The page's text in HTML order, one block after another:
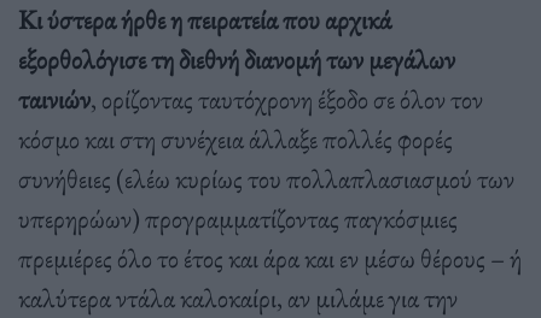
Κι ύστερα ήρθε η πειρατεία που αρχικά
εξορθολόγισε τη διεθνή διανομή των μεγάλων
ταινιών, ορίζοντας ταυτόχρονη έξοδο σε όλον τον
κόσμο και στη συνέχεια άλλαξε πολλές φορές
συνήθειες (ελέω κυρίως του πολλαπλασιασμού των
υπερηρώων) προγραμματίζοντας παγκόσμιες
πρεμιέρες όλο το έτος και άρα και εν μέσω θέρους – ή
καλύτερα ντάλα καλοκαίρι, αν μιλάμε για την